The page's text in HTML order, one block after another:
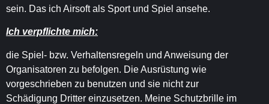
sein. Das ich Airsoft als Sport und Spiel ansehe.
Ich verpflichte mich:
die Spiel- bzw. Verhaltensregeln und Anweisung der
Organisatoren zu befolgen. Die Ausrüstung wie
vorgeschrieben zu benutzen und sie nicht zur
Schädigung Dritter einzusetzen. Meine Schutzbrille im